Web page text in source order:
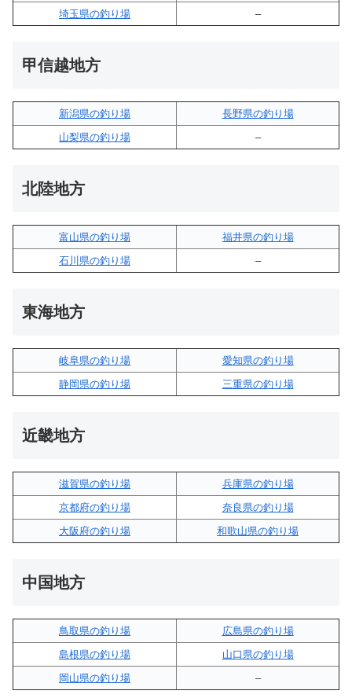
埼玉県の釣り場
–
甲信越地方
新潟県の釣り場
長野県の釣り場
山梨県の釣り場
–
北陸地方
富山県の釣り場
福井県の釣り場
石川県の釣り場
–
東海地方
岐阜県の釣り場
愛知県の釣り場
静岡県の釣り場
三重県の釣り場
近畿地方
滋賀県の釣り場
兵庫県の釣り場
京都府の釣り場
奈良県の釣り場
大阪府の釣り場
和歌山県の釣り場
中国地方
鳥取県の釣り場
広島県の釣り場
島根県の釣り場
山口県の釣り場
岡山県の釣り場
–